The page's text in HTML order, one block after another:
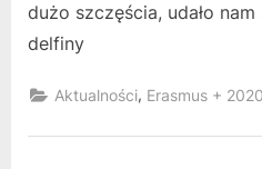
dużo szczęścia, udało
delfiny
Aktualności, Erasmus +